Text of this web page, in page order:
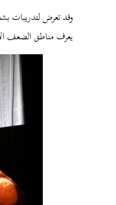
وقد تعرض لتدريبات
يعرف مناطق الضعف